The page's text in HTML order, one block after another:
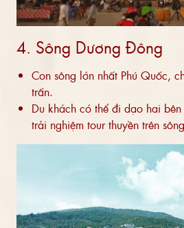
4. Sông Dương Đông
Con sông lớn nhất Phú Quốc,
trấn.
Du khách có thể đi dạo hai
trải nghiệm tour thuyền trên